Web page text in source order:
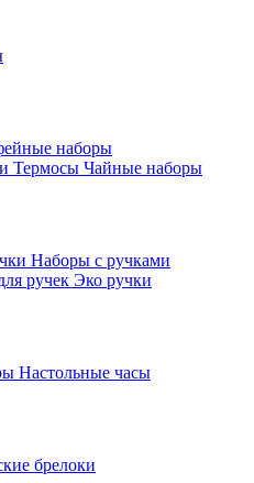
наборы
Термосы Чайные наборы
Наборы с ручками
ручек Эко ручки
Настольные часы
брелоки